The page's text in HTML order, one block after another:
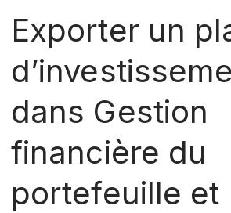
Exporter un
dans Gestion
financière du
portefeuille et